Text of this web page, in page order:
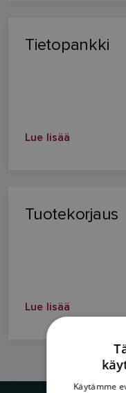
Tietopankki
Lue lisää
Tuotekorjaus
Lue lisää
Käytämme